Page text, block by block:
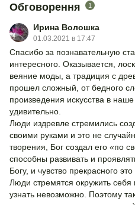
Обговорення 1
Ирина Волошка
01.03.2021 в 17:47
Спасибо за познавательную
интересного. Оказывается,
веяние моды, а традиция с
прошел сложный, от бедного
произведения искусства в
удивительно.
Люди издревле стремились
своими руками и это не
творения, Бог создал его «по
способны развивать и
Богу, и чувство прекрасного
Люди стремятся окружить
узнать невозможно. Поэтому